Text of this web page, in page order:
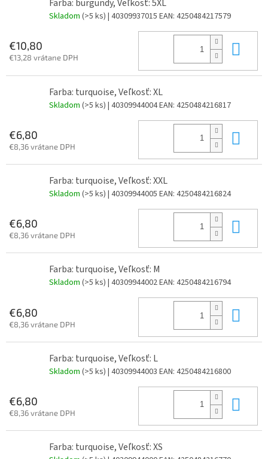
Farba: burgundy, Veľkosť: 5XL
Skladom (>5 ks) | 40309937015 EAN: 4250484217579
€10,80
€13,28 vrátane DPH
Farba: turquoise, Veľkosť: XL
Skladom (>5 ks) | 40309944004EAN: 4250484216817
€6,80
€8,36 vrátane DPH
Farba: turquoise, Veľkosť: XXL
Skladom (>5 ks) | 40309944005 EAN: 4250484216824
€6,80
€8,36 vrátane DPH
Farba: turquoise, Veľkosť: M
Skladom (>5 ks) | 40309944002EAN: 4250484216794
€6,80
€8,36 vrátane DPH
Farba: turquoise, Veľkosť: L
Skladom (>5 ks) | 40309944003 EAN: 4250484216800
€6,80
€8,36 vrátane DPH
Farba: turquoise, Veľkosť: XS